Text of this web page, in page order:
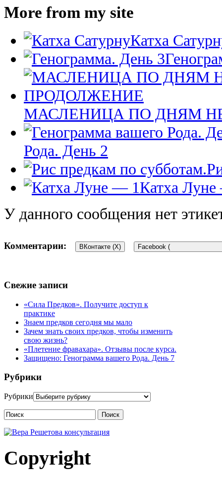
More from my site
Катха
МАСЛЕНИЦА ПО ДНЯМ
Рода. День 2
Катха
У данного сообщения нет
Комментарии: ВКонтакте (X) Facebook (
Эта запись защищена паролем. Введите пароль, чтобы
Свежие записи
«Сила Предков». Получите доступ к
практике
Знаем предков сегодня мы мало
Зачем знать своих предков, чтобы изменить
свою жизнь?
«Плетение фравахара». Отзывы после курса.
Защищено: Генограмма вашего Рода. День 7
Рубрики
Рубрики
Поиск
Copyright